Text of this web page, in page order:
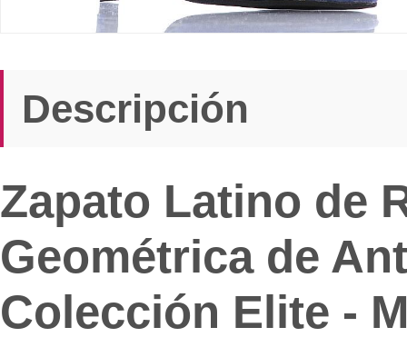
Descripción
Zapato Latino de
Geométrica de
Colección Elite -